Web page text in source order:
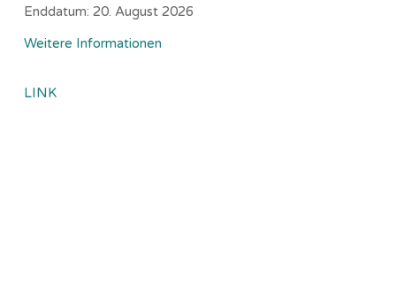
Enddatum: 20. August 2026
Weitere Informationen
LINK